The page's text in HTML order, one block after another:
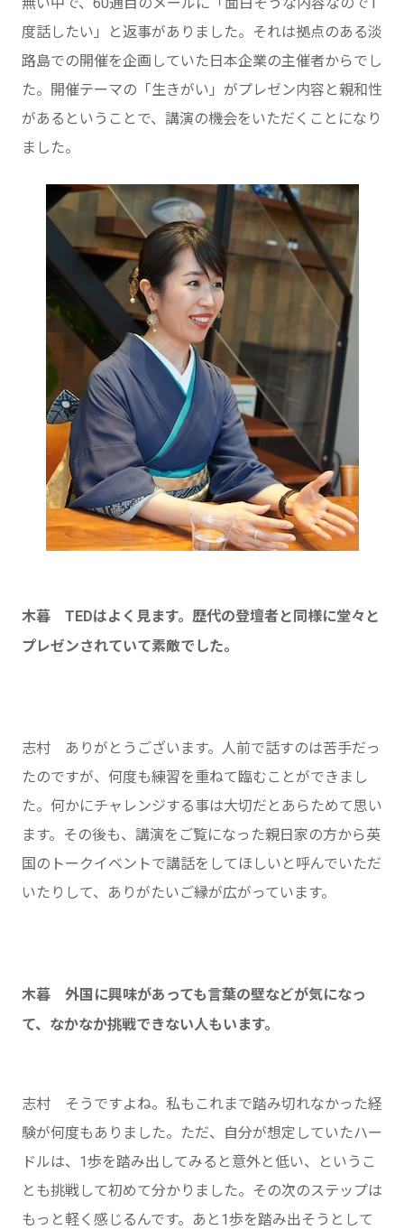
無い中で、60通目のメールに「面白そうな内容なので1
度話したい」と返事がありました。それは拠点のある淡
路島での開催を企画していた日本企業の主催者からでし
た。開催テーマの「生きがい」がプレゼン内容と親和性
があるということで、講演の機会をいただくことになり
ました。
木暮 TEDはよく見ます。歴代の登壇者と同様に堂々と
プレゼンされていて素敵でした。
志村 ありがとうございます。人前で話すのは苦手だっ
たのですが、何度も練習を重ねて臨むことができまし
た。何かにチャレンジする事は大切だとあらためて思い
ます。その後も、講演をご覧になった親日家の方から英
国のトークイベントで講話をしてほしいと呼んでいただ
いたりして、ありがたいご縁が広がっています。
木暮 外国に興味があっても言葉の壁などが気になっ
て、なかなか挑戦できない人もいます。
志村 そうですよね。私もこれまで踏み切れなかった経
験が何度もありました。ただ、自分が想定していたハー
ドルは、1歩を踏み出してみると意外と低い、というこ
とも挑戦して初めて分かりました。その次のステップは
もっと軽く感じるんです。あと1歩を踏み出そうとして